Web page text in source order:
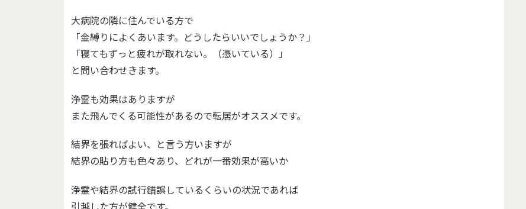
大病院の隣に住んでいる方で
「金縛りによくあいます。どうしたらいいでしょうか？」
「寝てもずっと疲れが取れない。（憑いている）」
と問い合わせきます。
浄霊も効果はありますが
また飛んでくる可能性があるので転居がオススメです。
結界を張ればよい、と言う方いますが
結界の貼り方も色々あり、どれが一番効果が高いか
浄霊や結界の試行錯誤しているくらいの状況であれば
引越した方が健全です。